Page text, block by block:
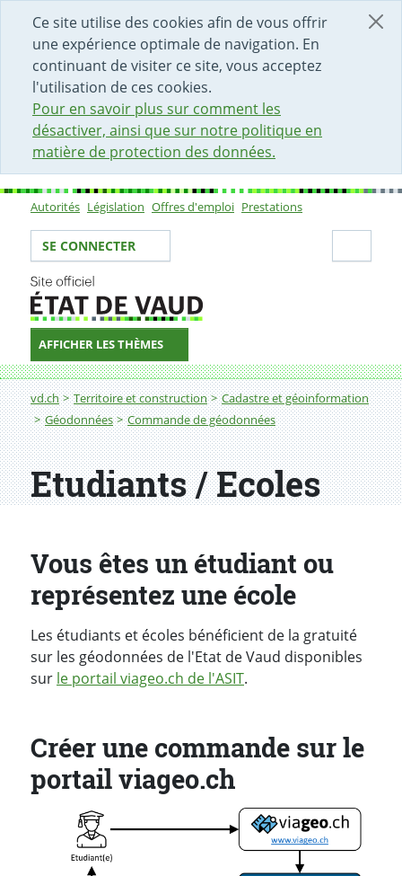
Ce site utilise des cookies afin de vous offrir
une expérience optimale de navigation. En
continuant de visiter ce site, vous acceptez
l'utilisation de ces cookies.
Pour en savoir plus sur comment les
désactiver, ainsi que sur notre politique en
matière de protection des données.
DÉBUT DU CONTENU DE LA PAGE
ACCÈS AU CHAMP DE RECHERCHE
PAGE D'ACCUEIL
FORMULAIRE DE CONTACT
Sous-navigation
Autorités Législation Offres d'emploi Prestations
Votre identité
SE CONNECTER
AFFICHER LES THÈMES
Fil d'Ariane
vd.ch Territoire et construction
Cadastre et géoinformation
Géodonnées
Commande de géodonnées
Etudiants / Ecoles
Vous êtes un étudiant ou
représentez une école
Les étudiants et écoles bénéficient de la gratuité
sur les géodonnées de l'Etat de Vaud disponibles
sur le portail viageo.ch de l'ASIT.
Créer une commande sur le
portail viageo.ch